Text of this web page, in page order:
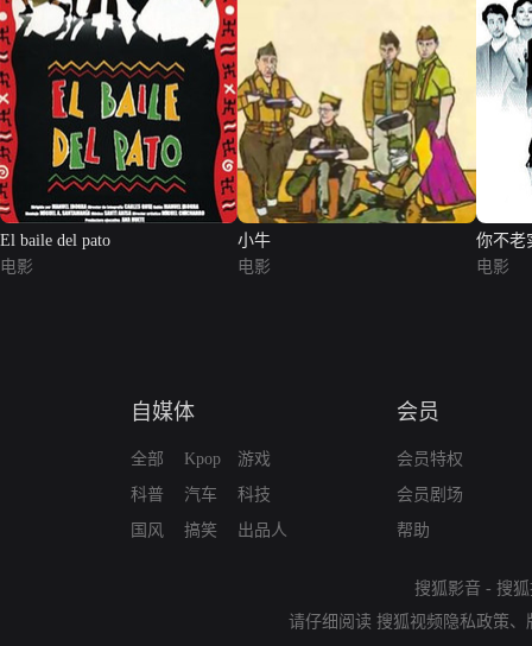
El baile del pato
电影
小牛
电影
你不老
电影
自媒体
全部
科普
国风
Kpop
汽车
搞笑
游戏
科技
出品人
会员
会员特权
会员剧场
帮助
搜狐影音 - 搜
请仔细阅读 搜狐视频隐私政策、